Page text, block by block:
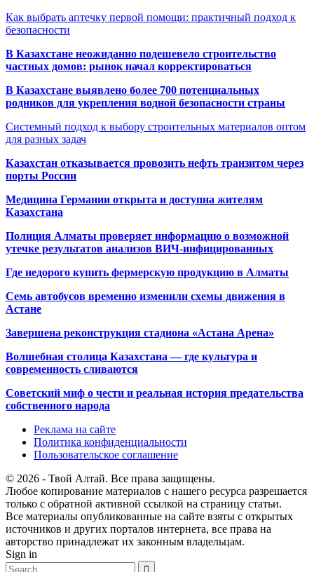
Как выбрать аптечку первой помощи: практичный подход к
безопасности
В Казахстане неожиданно подешевело строительство
частных домов: рынок начал корректироваться
В Казахстане выявлено более 700 потенциальных
родников для укрепления водной безопасности страны
Системный подход к выбору строительных материалов оптом
для разных задач
Казахстан отказывается провозить нефть транзитом через
порты России
Медицина Германии открыта и доступна жителям
Казахстана
Полиция Алматы проверяет информацию о возможной
утечке результатов анализов ВИЧ-инфицированных
Где недорого купить фермерскую продукцию в Алматы
Семь автобусов временно изменили схемы движения в
Астане
Завершена реконструкция стадиона «Астана Арена»
Волшебная столица Казахстана — где культура и
современность сливаются
Советский миф о чести и реальная история предательства
собственного народа
Реклама на сайте
Политика конфиденциальности
Пользовательское соглашение
© 2026 - Твой Алтай. Все права защищены.
Любое копирование материалов с нашего ресурса разрешается
только с обратной активной ссылкой на страницу статьи.
Все материалы опубликованные на сайте взяты с открытых
источников и других порталов интернета, все права на
авторство принадлежат их законным владельцам.
Sign in